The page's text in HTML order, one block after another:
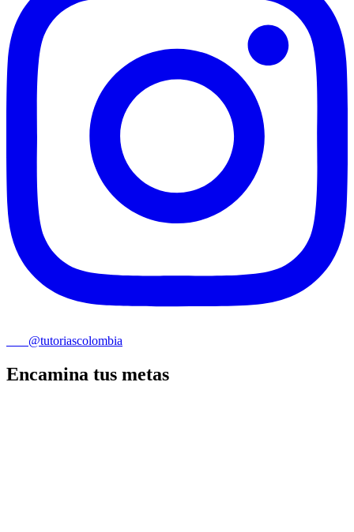
@tutoriascolombia
Encamina tus metas